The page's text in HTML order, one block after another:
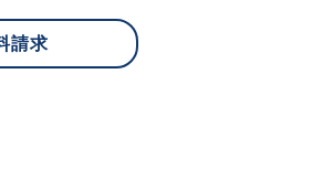
身の個人
削除、利
護法の定
請求